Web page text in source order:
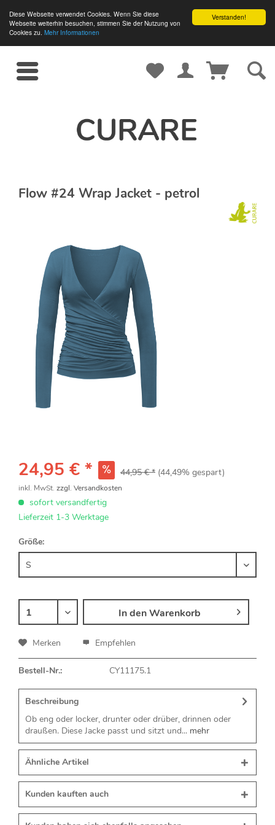
Verstanden!
Diese Webseite verwendet Cookies. Wenn Sie diese
Webseite weiterhin besuchen, stimmen Sie der Nutzung von
Cookies zu. Mehr Informationen
Flow #24 Wrap Jacket - petrol
24,95 € * 44,95 € * (44,49% gespart)
inkl. MwSt. zzgl. Versandkosten
sofort versandfertig
Lieferzeit 1-3 Werktage
Größe:
In denWarenkorb
Merken Empfehlen
Bestell-Nr.: CY11175.1
Beschreibung
Ob eng oder locker, drunter oder drüber, drinnen oder
draußen. Diese Jacke passt und sitzt und... mehr
Ähnliche Artikel
Kunden kauften auch